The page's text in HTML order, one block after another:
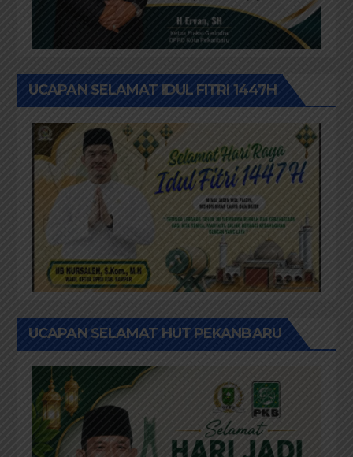
UCAPAN SELAMAT IDUL FITRI 1447H
UCAPAN SELAMAT HUT PEKANBARU